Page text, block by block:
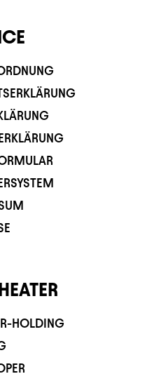
HOLDING